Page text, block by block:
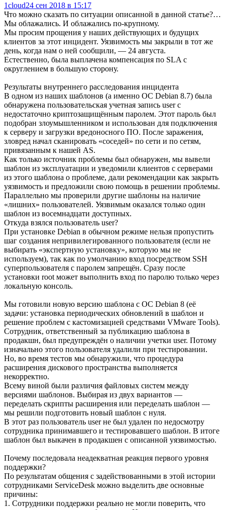
1cloud24 сен 2018 в 15:17
Что можно сказать по ситуации описанной в данной статье?…
Мы облажались. И облажались по-крупному.
Мы просим прощения у наших действующих и будущих
клиентов за этот инцидент. Уязвимость мы закрыли в тот же
день, когда нам о ней сообщили, — 24 августа.
Естественно, была выплачена компенсация по SLA с
округлением в большую сторону.
Результаты внутреннего расследования инцидента
В одном из наших шаблонов (а именно ОС Debian 8.7) была
обнаружена пользовательская учетная запись user с
недостаточно криптозащищённым паролем. Этот пароль был
подобран злоумышленником и использован для подключения
к серверу и загрузки вредоносного ПО. После заражения,
зловред начал сканировать «соседей» по сети и по сетям,
привязанным к нашей AS.
Как только источник проблемы был обнаружен, мы вывели
шаблон из эксплуатации и уведомили клиентов с серверами
из этого шаблона о проблеме, дали рекомендации как закрыть
уязвимость и предложили свою помощь в решении проблемы.
Параллельно мы проверили другие шаблоны на наличие
«лишних» пользователей. Уязвимым оказался только один
шаблон из восемнадцати доступных.
Откуда взялся пользователь user?
При установке Debian в обычном режиме нельзя пропустить
шаг создания непривилегированного пользователя (если не
выбирать «экспертную установку», которую мы не
используем), так как по умолчанию вход посредством SSH
суперпользователя с паролем запрещён. Сразу после
установки root может выполнить вход по паролю только через
локальную консоль.
Мы готовили новую версию шаблона с ОС Debian 8 (её
задачи: установка периодических обновлений в шаблон и
решение проблем с кастомизацией средствами VMware Tools).
Сотрудник, ответственный за публикацию шаблона в
продакшн, был предупреждён о наличии учетки user. Потому
изначально этого пользователя удалили при тестировании.
Но, во время тестов мы обнаружили, что процедура
расширения дискового пространства выполняется
некорректно.
Всему виной были различия файловых систем между
версиями шаблонов. Выбирая из двух вариантов —
переделать скрипты расширения или переделать шаблон —
мы решили подготовить новый шаблон с нуля.
В этот раз пользователь user не был удален по недосмотру
сотрудника принимавшего и тестировавшего шаблон. В итоге
шаблон был выкачен в продакшен с описанной уязвимостью.
Почему последовала неадекватная реакция первого уровня
поддержки?
По результатам общения с задействованными в этой истории
сотрудниками ServiceDesk можно выделить две основные
причины:
1. Сотрудники поддержки реально не могли поверить, что